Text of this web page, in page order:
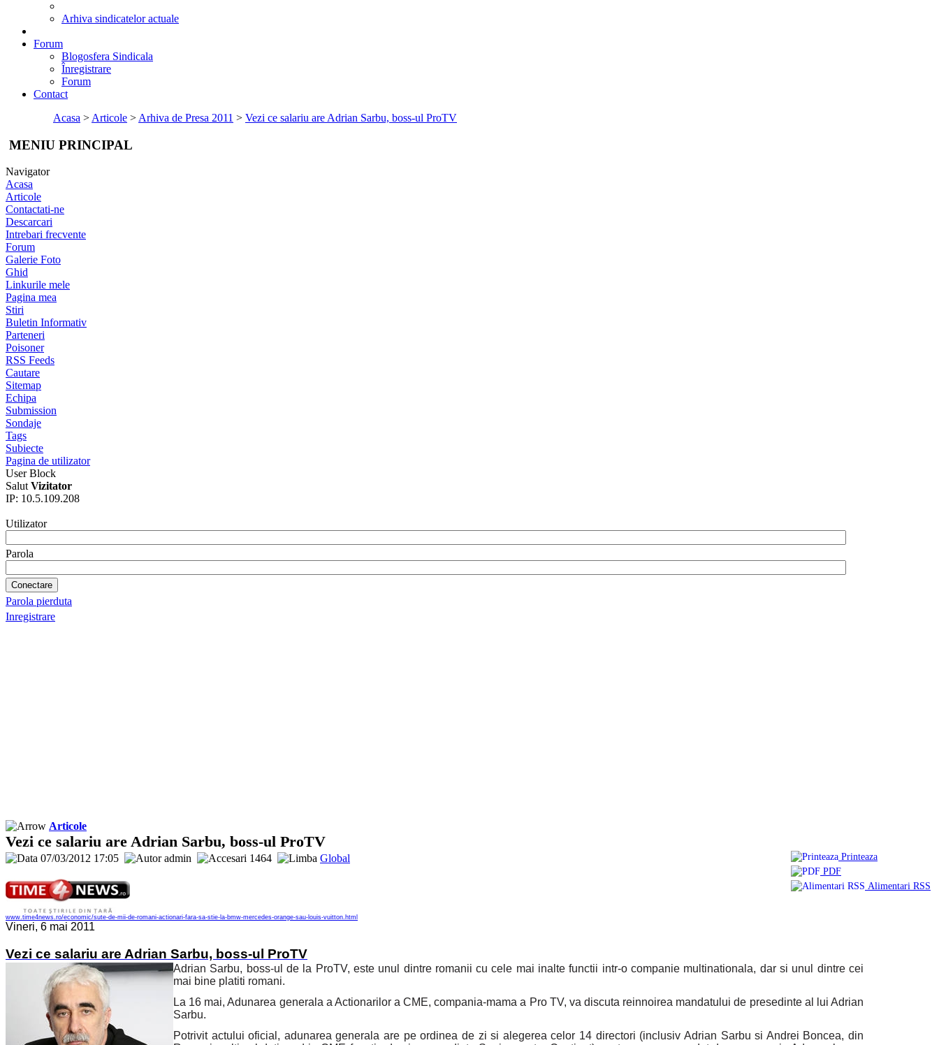
Arhiva sindicatelor actuale
Forum
Blogosfera Sindicala
Înregistrare
Forum
Contact
Acasa > Articole > Arhiva de Presa 2011 > Vezi ce salariu are Adrian Sarbu, boss-ul ProTV
MENIU PRINCIPAL
Navigator
Acasa
Articole
Contactati-ne
Descarcari
Intrebari frecvente
Forum
Galerie Foto
Ghid
Linkurile mele
Pagina mea
Stiri
Buletin Informativ
Parteneri
Poisoner
RSS Feeds
Cautare
Sitemap
Echipa
Submission
Sondaje
Tags
Subiecte
Pagina de utilizator
User Block
Salut Vizitator
IP: 10.5.109.208
Utilizator
Parola
Parola pierduta
Inregistrare
Articole
Vezi ce salariu are Adrian Sarbu, boss-ul ProTV
07/03/2012 17:05 admin 1464 Global
Printeaza
PDF
Alimentari RSS
www.time4news.ro/economic/sute-de-mii-de-romani-actionari-fara-sa-stie-la-bmw-mercedes-orange-sau-louis-vuitton.html
Vineri, 6 mai 2011
Vezi ce salariu are Adrian Sarbu, boss-ul ProTV
Adrian Sarbu, boss-ul de la ProTV, este unul dintre romanii cu cele mai inalte functii intr-o companie multinationala, dar si unul dintre cei
mai bine platiti romani.
La 16 mai, Adunarea generala a Actionarilor a CME, compania-mama a Pro TV, va discuta reinnoirea mandatului de presedinte al lui Adrian
Sarbu.
Potrivit actului oficial, adunarea generala are pe ordinea de zi si alegerea celor 14 directori (inclusiv Adrian Sarbu si Andrei Boncea, din